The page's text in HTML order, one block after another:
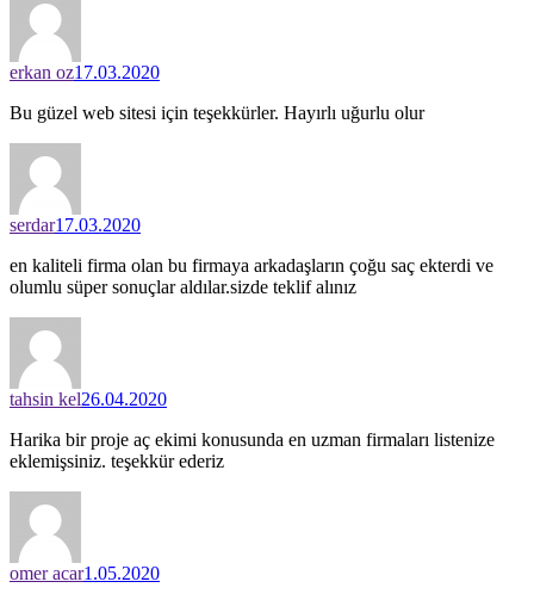
erkan oz17.03.2020
Bu güzel web sitesi için teşekkürler. Hayırlı uğurlu olur
serdar17.03.2020
en kaliteli firma olan bu firmaya arkadaşların çoğu saç ekterdi ve
olumlu süper sonuçlar aldılar.sizde teklif alınız
tahsin kel26.04.2020
Harika bir proje aç ekimi konusunda en uzman firmaları listenize
eklemişsiniz. teşekkür ederiz
omer acar1.05.2020